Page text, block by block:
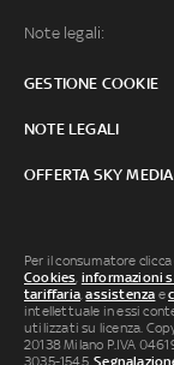
Note legali:
GESTIONE COOKIE
NOTE LEGALI
OFFERTA SKY MEDIA
Per il consumatore
Cookies, informazioni
tariffaria,assistenza e
intellettuale in essi
utilizzati su licenza.
20138 Milano P.IVA
3035-1545.